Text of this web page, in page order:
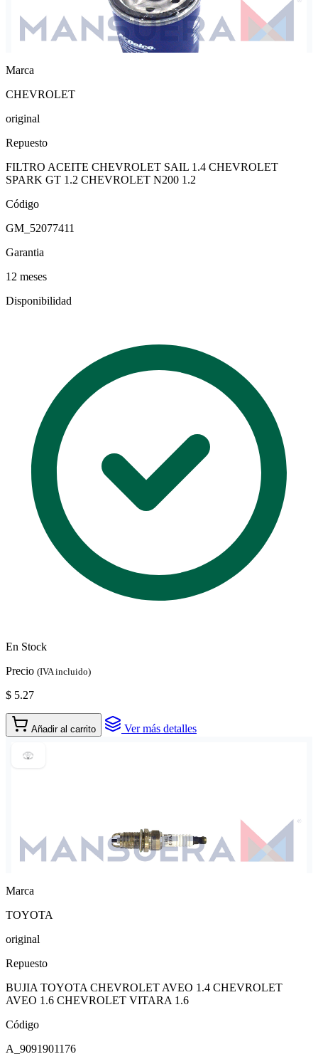
Marca
CHEVROLET
original
Repuesto
FILTRO ACEITE CHEVROLET SAIL 1.4 CHEVROLET
SPARK GT 1.2 CHEVROLET N200 1.2
Código
GM_52077411
Garantia
12 meses
Disponibilidad
En Stock
Precio (IVA incluido)
$ 5.27
Añadir al carrito Ver más detalles
Marca
TOYOTA
original
Repuesto
BUJIA TOYOTA CHEVROLET AVEO 1.4 CHEVROLET
AVEO 1.6 CHEVROLET VITARA 1.6
Código
A_9091901176